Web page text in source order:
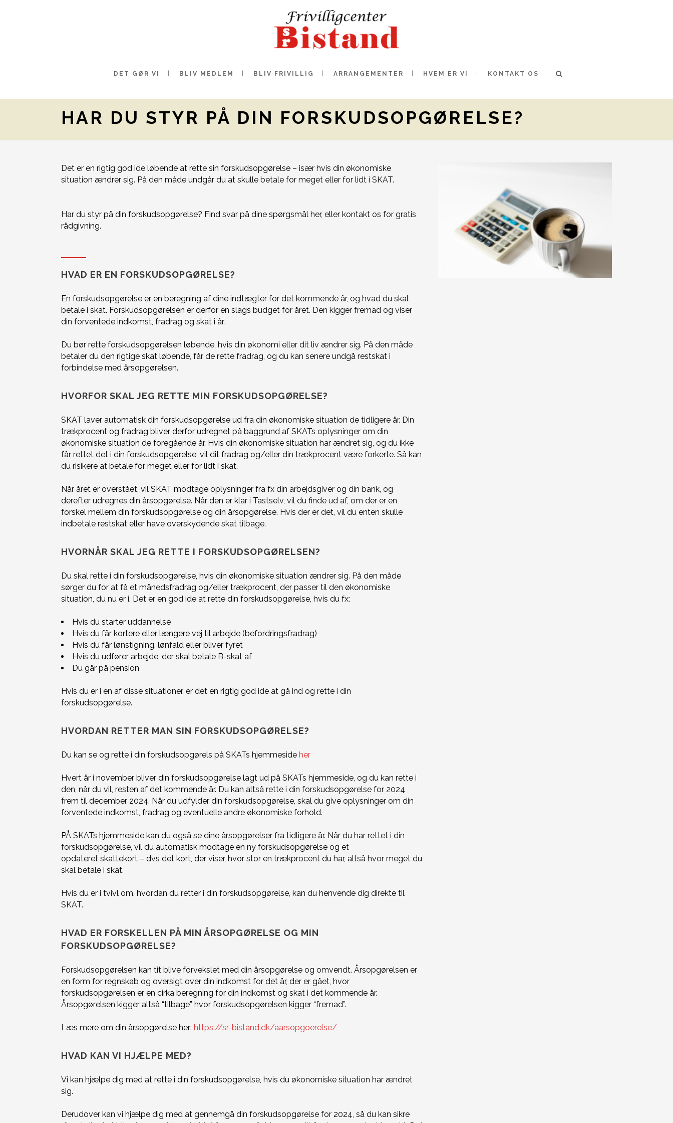
DET GØR VI BLIV MEDLEM BLIV FRIVILLIG ARRANGEMENTER HVEM ER VI KONTAKT OS
HAR DU STYR PÅ DIN FORSKUDSOPGØRELSE?
Det er en rigtig god ide løbende at rette sin forskudsopgørelse – især hvis din økonomiske
situation ændrer sig. På den måde undgår du at skulle betale for meget eller for lidt i SKAT.
Har du styr på din forskudsopgørelse? Find svar på dine spørgsmål her, eller kontakt os for gratis
rådgivning.
HVAD ER EN FORSKUDSOPGØRELSE?
En forskudsopgørelse er en beregning af dine indtægter for det kommende år, og hvad du skal
betale i skat. Forskudsopgørelsen er derfor en slags budget for året. Den kigger fremad og viser
din forventede indkomst, fradrag og skat i år.
Du bør rette forskudsopgørelsen løbende, hvis din økonomi eller dit liv ændrer sig. På den måde
betaler du den rigtige skat løbende, får de rette fradrag, og du kan senere undgå restskat i
forbindelse med årsopgørelsen.
HVORFOR SKAL JEG RETTE MIN FORSKUDSOPGØRELSE?
SKAT laver automatisk din forskudsopgørelse ud fra din økonomiske situation de tidligere år. Din
trækprocent og fradrag bliver derfor udregnet på baggrund af SKATs oplysninger om din
økonomiske situation de foregående år. Hvis din økonomiske situation har ændret sig, og du ikke
får rettet det i din forskudsopgørelse, vil dit fradrag og/eller din trækprocent være forkerte. Så kan
du risikere at betale for meget eller for lidt i skat.
Når året er overstået, vil SKAT modtage oplysninger fra fx din arbejdsgiver og din bank, og
derefter udregnes din årsopgørelse. Når den er klar i Tastselv, vil du finde ud af, om der er en
forskel mellem din forskudsopgørelse og din årsopgørelse. Hvis der er det, vil du enten skulle
indbetale restskat eller have overskydende skat tilbage.
HVORNÅR SKAL JEG RETTE I FORSKUDSOPGØRELSEN?
Du skal rette i din forskudsopgørelse, hvis din økonomiske situation ændrer sig. På den måde
sørger du for at få et månedsfradrag og/eller trækprocent, der passer til den økonomiske
situation, du nu er i. Det er en god ide at rette din forskudsopgørelse, hvis du fx:
Hvis du starter uddannelse
Hvis du får kortere eller længere vej til arbejde (befordringsfradrag)
Hvis du får lønstigning, lønfald eller bliver fyret
Hvis du udfører arbejde, der skal betale B-skat af
Du går på pension
Hvis du er i en af disse situationer, er det en rigtig god ide at gå ind og rette i din
forskudsopgørelse.
HVORDAN RETTER MAN SIN FORSKUDSOPGØRELSE?
Du kan se og rette i din forskudsopgørels på SKATs hjemmeside her
Hvert år i november bliver din forskudsopgørelse lagt ud på SKATs hjemmeside, og du kan rette i
den, når du vil, resten af det kommende år. Du kan altså rette i din forskudsopgørelse for 2024
frem til december 2024. Når du udfylder din forskudsopgørelse, skal du give oplysninger om din
forventede indkomst, fradrag og eventuelle andre økonomiske forhold.
PÅ SKATs hjemmeside kan du også se dine årsopgørelser fra tidligere år. Når du har rettet i din
forskudsopgørelse, vil du automatisk modtage en ny forskudsopgørelse og et
opdateret skattekort – dvs det kort, der viser, hvor stor en trækprocent du har, altså hvor meget du
skal betale i skat.
Hvis du er i tvivl om, hvordan du retter i din forskudsopgørelse, kan du henvende dig direkte til
SKAT.
HVAD ER FORSKELLEN PÅ MIN ÅRSOPGØRELSE OG MIN
FORSKUDSOPGØRELSE?
Forskudsopgørelsen kan tit blive forvekslet med din årsopgørelse og omvendt. Årsopgørelsen er
en form for regnskab og oversigt over din indkomst for det år, der er gået, hvor
forskudsopgørelsen er en cirka beregning for din indkomst og skat i det kommende år.
Årsopgørelsen kigger altså “tilbage” hvor forskudsopgørelsen kigger “fremad”.
Læs mere om din årsopgørelse her: https://sr-bistand.dk/aarsopgoerelse/
HVAD KAN VI HJÆLPE MED?
Vi kan hjælpe dig med at rette i din forskudsopgørelse, hvis du økonomiske situation har ændret
sig.
Derudover kan vi hjælpe dig med at gennemgå din forskudsopgørelse for 2024, så du kan sikre